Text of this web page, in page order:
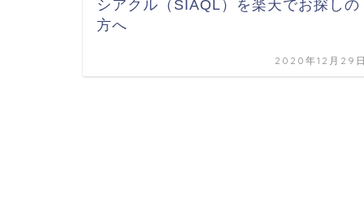
シアクル（SIAQL）を楽天でお探しの
方へ
2020年12月29